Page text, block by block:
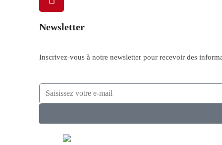
Newsletter
Inscrivez-vous à notre newsletter pour recevoir des